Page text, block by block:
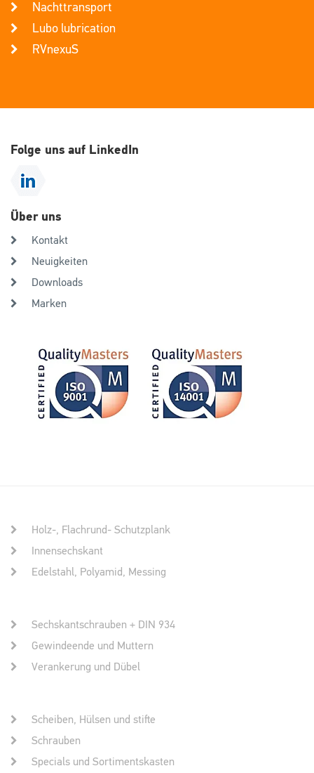
Nachttransport
Lubo lubrication
RVnexuS
Folge uns auf LinkedIn
Über uns
Kontakt
Neuigkeiten
Downloads
Marken
Holz-, Flachrund- Schutzplank
Innensechskant
Edelstahl, Polyamid, Messing
Sechskantschrauben + DIN 934
Gewindeende und Muttern
Verankerung und Dübel
Scheiben, Hülsen und stifte
Schrauben
Specials und Sortimentskasten